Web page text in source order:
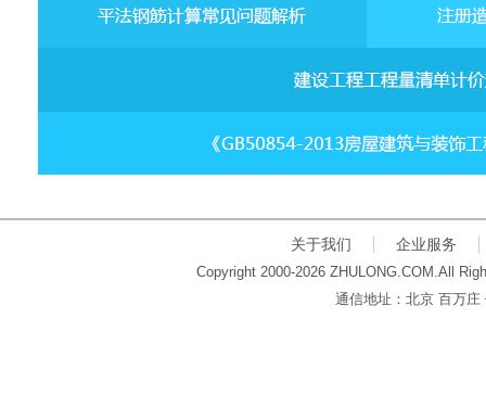
关于我们 企业服务
Copyright 2000-2026 ZHULONG.COM.All
通信地址：北京 百万